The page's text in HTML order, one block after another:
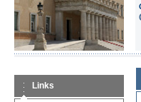
Links